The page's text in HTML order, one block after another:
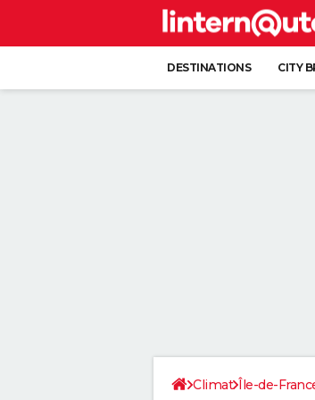
DESTINATIONS CITY
Climat Île-de-